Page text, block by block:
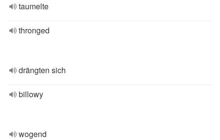
taumelte
thronged
drängten sich
billowy
wogend